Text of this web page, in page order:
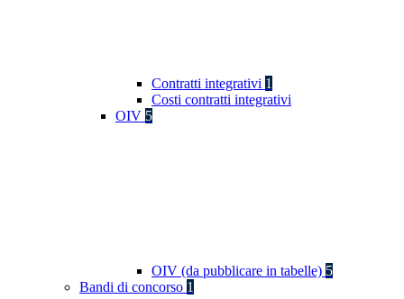
Contratti integrativi 1
Costi contratti integrativi
OIV 5
OIV (da pubblicare in tabelle) 5
Bandi di concorso 1